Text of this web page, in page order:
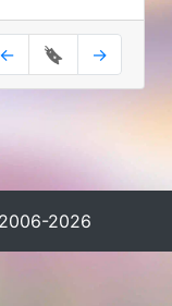
← 🔖 →
2026